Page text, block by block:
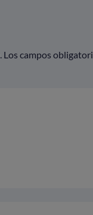
Los campos